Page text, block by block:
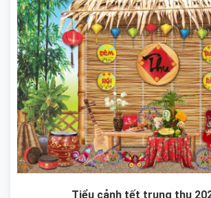
Tiểu cảnh tết trung thu